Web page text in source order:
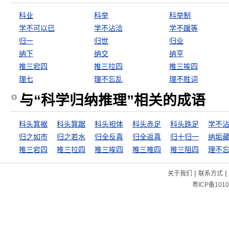
科业 科举
科举制
学不可以已
学不沾洽
学不躐等
归一
归世
归业
纳下
纳交
纳亨
推三宕四
推三拉四
推三挨四
理七
理不忘乱 理不胜词
与“科学归纳推理”相关的成语
科头箕裾 科头箕踞 科头袒体 科头赤足 科头跣足
学不
归之如市
归之若水 归全反真 归全返真 归十归一
纳垢
推三宕四
推三拉四 推三挨四 推三推四 推三阻四 理不
关于我们 | 联系方式|
粤ICP备